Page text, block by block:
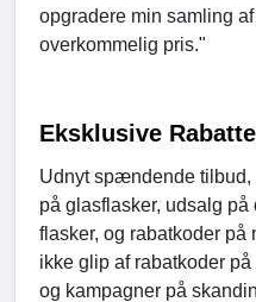
opgradere min samling
overkommelig pris."
Eksklusive
Udnyt spændende tilbud,
på glasflasker, udsalg
flasker, og rabatkoder
ikke glip af rabatkoder
og kampagner på